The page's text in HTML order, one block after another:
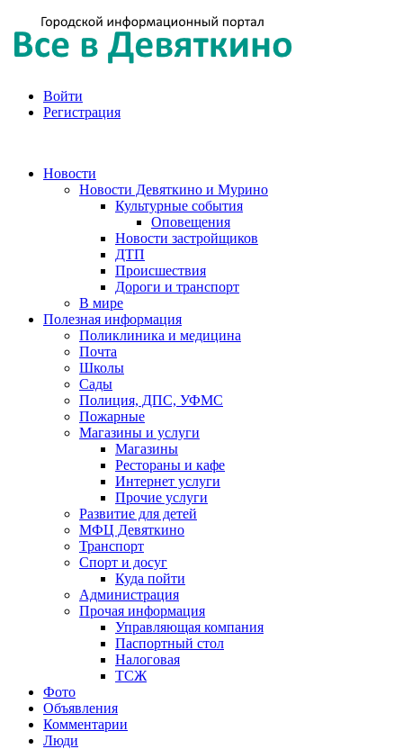
Войти
Регистрация
Новости
Новости Девяткино и Мурино
Культурные события
Оповещения
Новости застройщиков
ДТП
Происшествия
Дороги и транспорт
В мире
Полезная информация
Поликлиника и медицина
Почта
Школы
Сады
Полиция, ДПС, УФМС
Пожарные
Магазины и услуги
Магазины
Рестораны и кафе
Интернет услуги
Прочие услуги
Развитие для детей
МФЦ Девяткино
Транспорт
Спорт и досуг
Куда пойти
Администрация
Прочая информация
Управляющая компания
Паспортный стол
Налоговая
ТСЖ
Фото
Объявления
Комментарии
Люди